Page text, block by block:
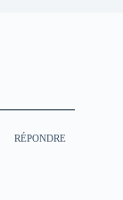
RÉPONDRE